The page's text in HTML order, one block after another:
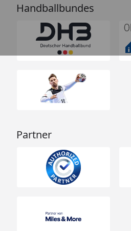
Handballbundes
Partner